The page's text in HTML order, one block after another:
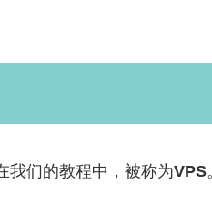
我们的教程中，被称为VPS